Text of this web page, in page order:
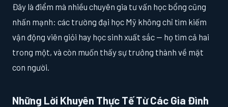
Đây là điểm mà nhiều chuyên gia tư vấn học bổng cũng
nhấn mạnh: các trường đại học Mỹ không chỉ tìm kiếm
vận động viên giỏi hay học sinh xuất sắc — họ tìm cả hai
trong một, và còn muốn thấy sự trưởng thành về mặt
con người.
Những Lời Khuyên Thực Tế Từ Các Gia Đình